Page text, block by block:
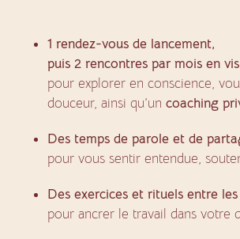
1 rendez-vous de lancement,
puis 2 rencontres par mois en
pour explorer en conscience,
douceur, ainsi qu’un coaching
Des temps de parole et de
pour vous sentir entendue,
Des exercices et rituels entre les
pour ancrer le travail dans votre